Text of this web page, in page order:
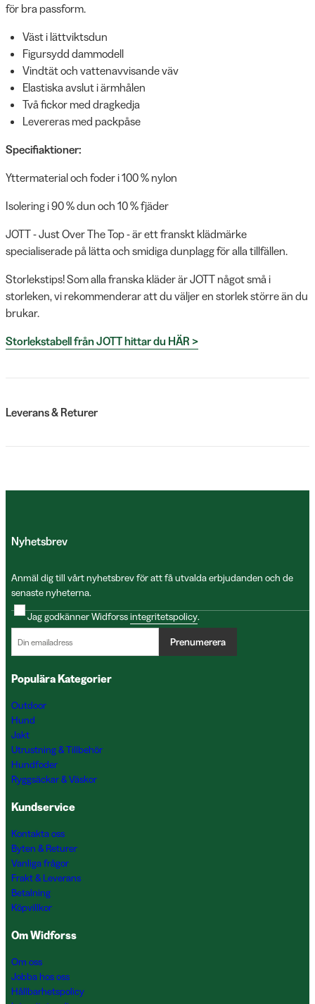
för bra passform.
Väst i lättviktsdun
Figursydd dammodell
Vindtät och vattenavvisande väv
Elastiska avslut i ärmhålen
Två fickor med dragkedja
Levereras med packpåse
Specifiaktioner:
Yttermaterial och foder i 100 % nylon
Isolering i 90 % dun och 10 % fjäder
JOTT - Just Over The Top - är ett franskt klädmärke
specialiserade på lätta och smidiga dunplagg för alla tillfällen.
Storlekstips! Som alla franska kläder är JOTT något små i
storleken, vi rekommenderar att du väljer en storlek större än du
brukar.
Storlekstabell från JOTT hittar du HÄR >
Leverans & Returer
Nyhetsbrev
Anmäl dig till vårt nyhetsbrev för att få utvalda erbjudanden och de
senaste nyheterna.
Jag godkänner Widforssintegritetspolicy.
Prenumerera
Populära Kategorier
Outdoor
Hund
Jakt
Utrustning & Tillbehör
Hundfoder
Ryggsäckar & Väskor
Kundservice
Kontakta oss
Byten & Returer
Vanliga frågor
Frakt & Leverans
Betalning
Köpvillkor
Om Widforss
Om oss
Jobba hos oss
Hållbarhetspolicy